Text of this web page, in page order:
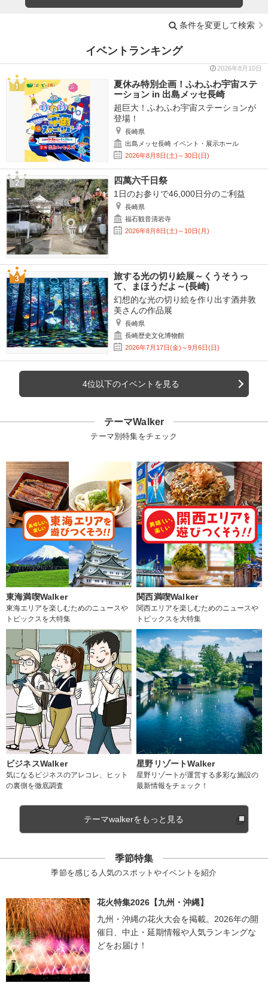
条件を変更して検索
イベントランキング
2026年8月10日
夏休み特別企画！ふわふわ宇宙ステ
ーション in 出島メッセ長崎
超巨大！ふわふわ宇宙ステーションが
登場！
長崎県
出島メッセ長崎 イベント・展示ホール
2026年8月8日(土)～30日(日)
四萬六千日祭
1日のお参りで46,000日分のご利益
長崎県
福石観音清岩寺
2026年8月8日(土)～10日(月)
旅する光の切り絵展～くうそうっ
て、まほうだよ～(長崎)
幻想的な光の切り絵を作り出す酒井敦
美さんの作品展
長崎県
長崎歴史文化博物館
2026年7月17日(金)～9月6日(日)
4位以下のイベントを見る
テーマWalker
テーマ別特集をチェック
東海満喫Walker
東海エリアを楽しむためのニュースや
トピックスを大特集
関西満喫Walker
関西エリアを楽しむためのニュースや
トピックスを大特集
ビジネスWalker
気になるビジネスのアレコレ、ヒット
の裏側を徹底調査
星野リゾートWalker
星野リゾートが運営する多彩な施設の
最新情報をチェック！
テーマwalkerをもっと見る
季節特集
季節を感じる人気のスポットやイベントを紹介
花火特集2026【九州・沖縄】
九州・沖縄の花火大会を掲載。2026年の開
催日、中止・延期情報や人気ランキングな
どをお届け！